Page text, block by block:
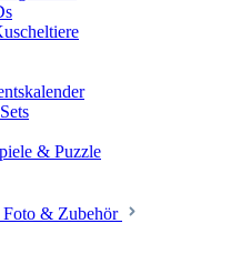
& Puzzle
& Zubehör